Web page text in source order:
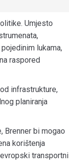
Umjesto
lukama,
raspored
infrastrukture,
planiranja
Brenner bi mogao
korištenja
transportni